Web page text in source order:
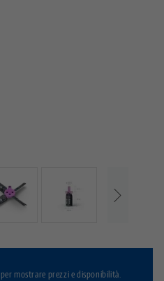
per mostrare prezzi e disponibilità.